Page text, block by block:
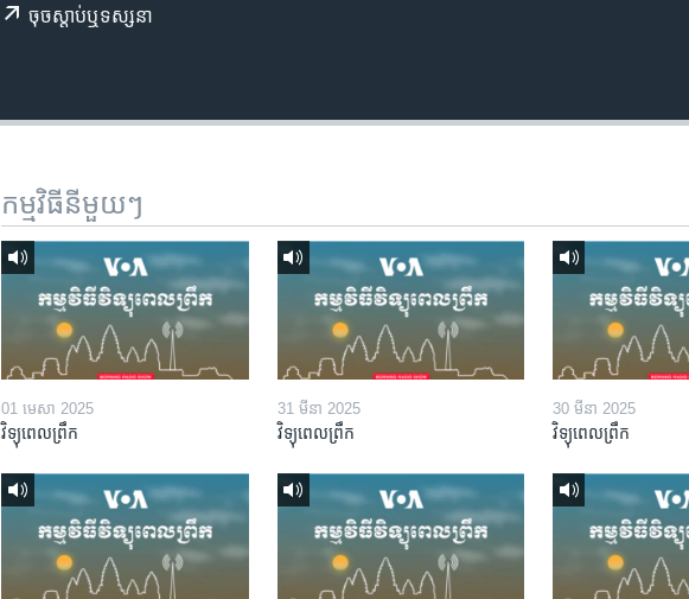
ចុច​​ស្តាប់​ឬ​ទស្សនា
កម្មវិធី​នីមួយៗ
01 មេសា 2025
វិទ្យុពេលព្រឹក
31 មីនា 2025
វិទ្យុពេលព្រឹក
30 មីនា 2025
វិទ្យុពេលព្រឹក